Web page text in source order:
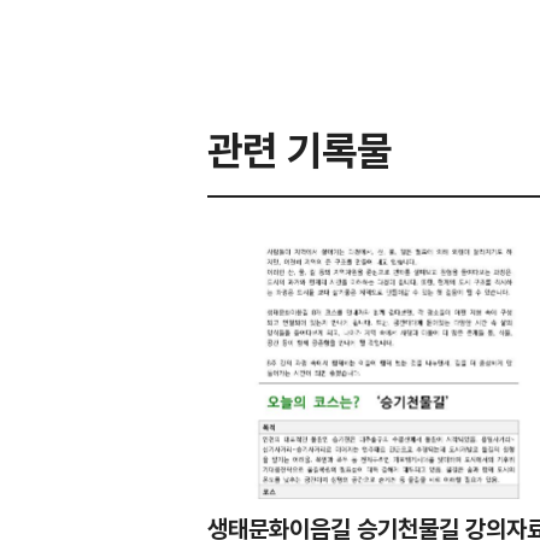
관련 기록물
생태문화이음길 승기천물길 강의자